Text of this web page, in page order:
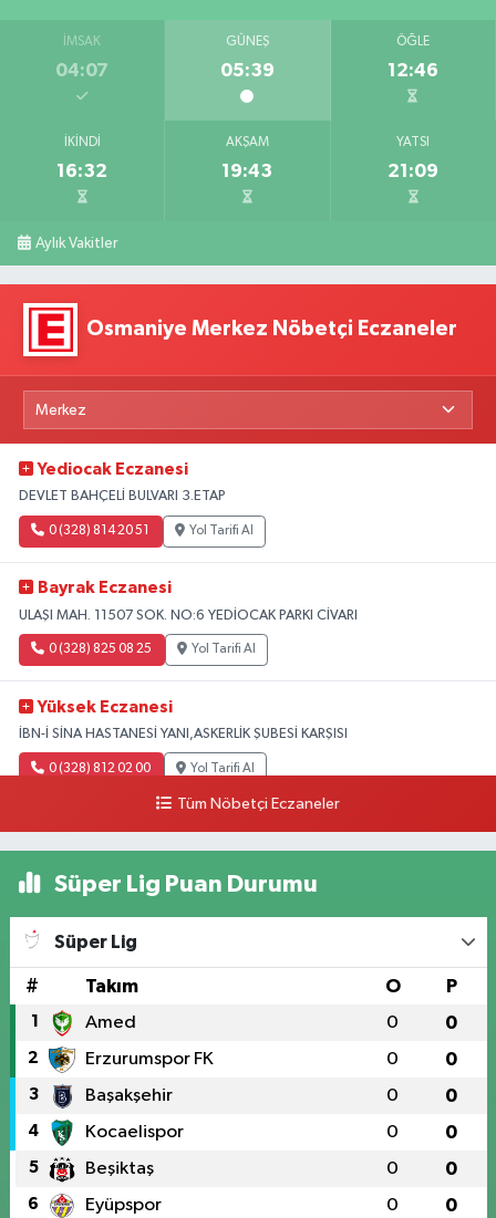
İMSAK
04:07
GÜNEŞ
05:39
ÖĞLE
12:46
İKINDI
16:32
AKŞAM
19:43
YATSI
21:09
Aylık Vakitler
Osmaniye Merkez Nöbetçi Eczaneler
Yediocak Eczanesi
DEVLET BAHÇELİ BULVARI 3.ETAP
0 (328) 814 20 51 Yol Tarifi Al
Bayrak Eczanesi
ULAŞI MAH. 11507 SOK. NO:6 YEDİOCAK PARKI CİVARI
0 (328) 825 08 25 Yol Tarifi Al
Yüksek Eczanesi
İBN-İ SİNA HASTANESİ YANI,ASKERLİK ŞUBESİ KARŞISI
0 (328) 812 02 00 Yol Tarifi Al
Tüm Nöbetçi Eczaneler
Süper Lig Puan Durumu
Süper Lig
# Takım O P
1 Amed 0 0
2 Erzurumspor FK 0 0
3 Başakşehir 0 0
4 Kocaelispor 0 0
5 Beşiktaş 0 0
6 Eyüpspor 0 0